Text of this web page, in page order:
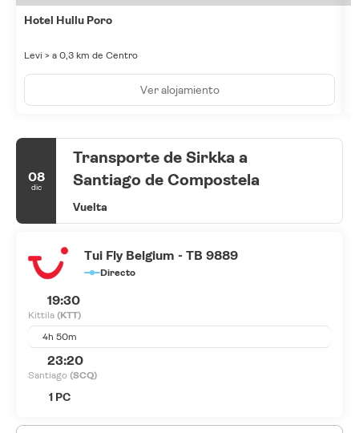
Hotel Hullu Poro
Levi > a 0,3 km de Centro
Ver alojamiento
08
dic
Transporte de Sirkka a
Santiago de Compostela
Vuelta
Tui Fly Belgium - TB 9889
Directo
19:30
Kittila (KTT)
4h 50m
23:20
Santiago (SCQ)
1 PC